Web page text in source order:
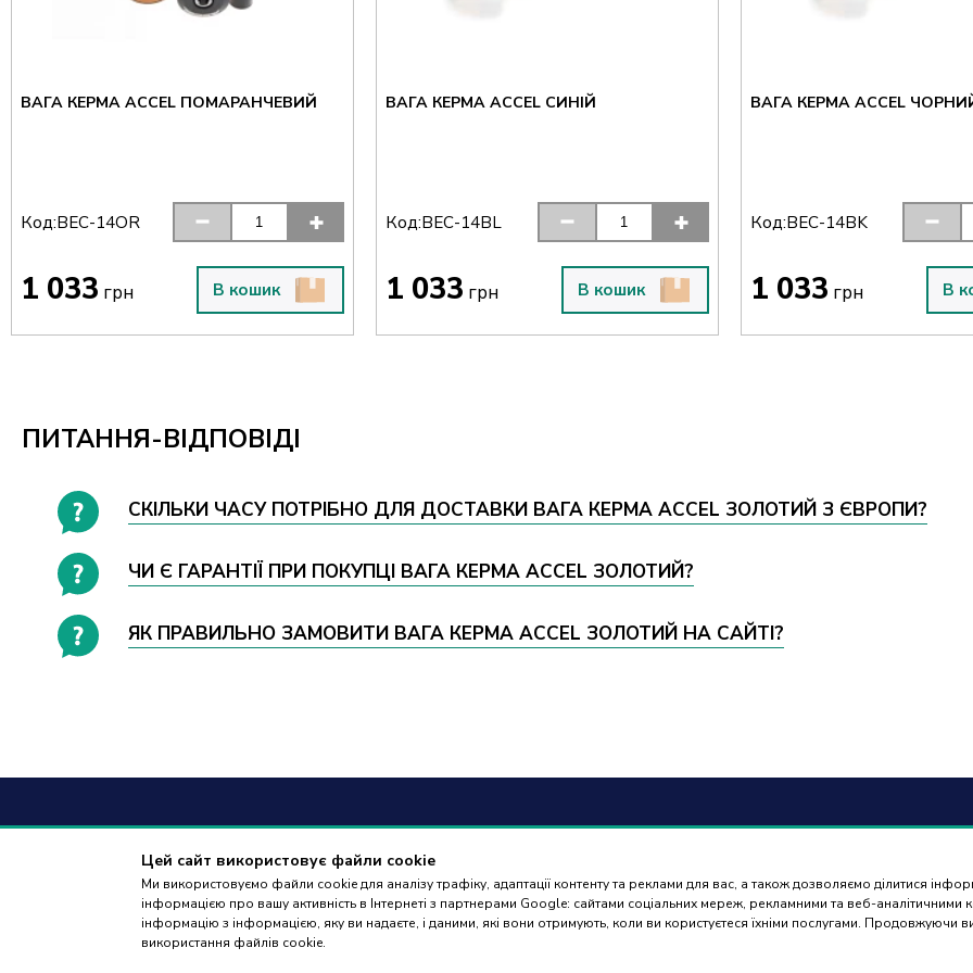
Цей сайт використовує файли cookie
Ми використовуємо файли cookie для аналізу трафіку, адаптації контенту та реклами для вас, а також дозволяємо ділитися
інформацією про вашу активність в Інтернеті з партнерами Google: сайтами соціальних мереж, рекламними та веб-
інформацію з інформацією, яку ви надаєте, і даними, які вони отримують, коли ви користуєтеся їхніми послугами. Продовжуючи
використання файлів cookie.
ВАГА КЕРМА ACCEL ПОМАРАНЧЕВИЙ
Код:BEC-14OR
1 033 грн В кошик
ВАГА КЕРМА ACCEL СИНІЙ
Код:BEC-14BL
1 033 грн В кошик
ВАГА КЕРМА ACCEL
Код:BEC-14BK
1 033 грн В
ПИТАННЯ-ВІДПОВІДІ
СКІЛЬКИ ЧАСУ ПОТРІБНО ДЛЯ ДОСТАВКИ ВАГА КЕРМА ACCEL ЗОЛОТИЙ З ЄВРОПИ?
ЧИ Є ГАРАНТІЇ ПРИ ПОКУПЦІ ВАГА КЕРМА ACCEL ЗОЛОТИЙ?
ЯК ПРАВИЛЬНО ЗАМОВИТИ ВАГА КЕРМА ACCEL ЗОЛОТИЙ НА САЙТІ?
+38
дзвінки приймаються в робочі дні з 9:00 до
18:00